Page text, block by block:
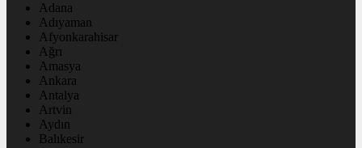
Adana
Adıyaman
Afyonkarahisar
Ağrı
Amasya
Ankara
Antalya
Artvin
Aydın
Balıkesir